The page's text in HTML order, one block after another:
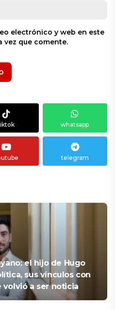
electrónico y web en este
vez que comente.
whatsapp
telegram
el hijo de Hugo
sus vínculos con
volvió a ser noticia